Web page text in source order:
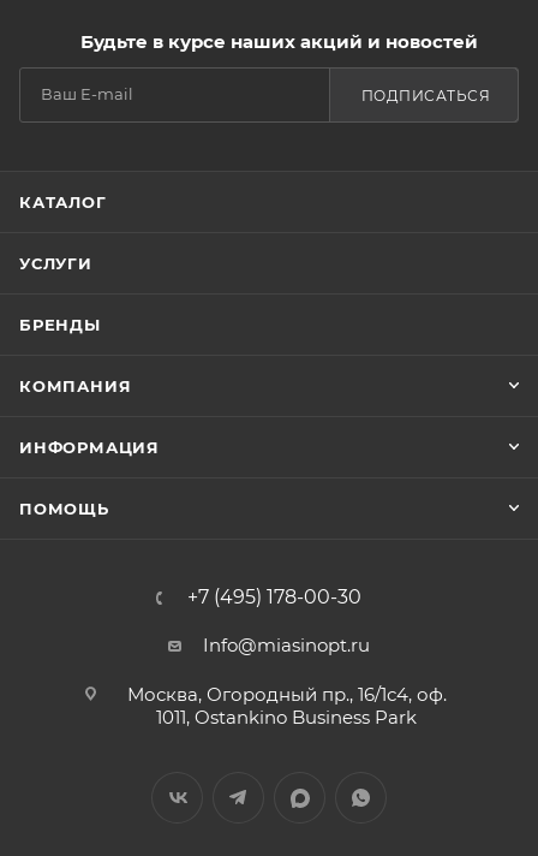
Будьте в курсе наших акций и новостей
ПОДПИСАТЬСЯ
КАТАЛОГ
УСЛУГИ
БРЕНДЫ
КОМПАНИЯ
ИНФОРМАЦИЯ
ПОМОЩЬ
+7 (495) 178-00-30
Info@miasinopt.ru
Москва, Огородный пр., 16/1с4, оф.
1011, Ostankino Business Park